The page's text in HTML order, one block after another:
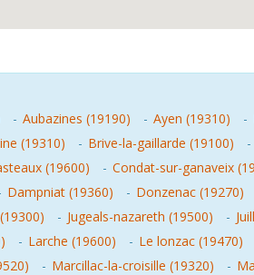
- Aubazines (19190) - Ayen (19310) -
(19310) - Brive-la-gaillarde (19100) -
(19600) - Condat-sur-ganaveix
Dampniat (19360) - Donzenac (19270)
- Jugeals-nazareth (19500) -
- Larche (19600) - Le lonzac (19470)
- Marcillac-la-croisille (19320) -